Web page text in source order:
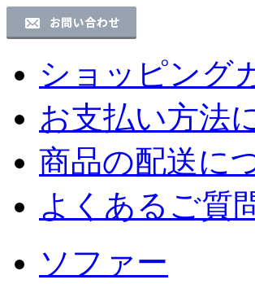
ショッピング
お支払い方法
商品の配送に
よくあるご質
ソファー